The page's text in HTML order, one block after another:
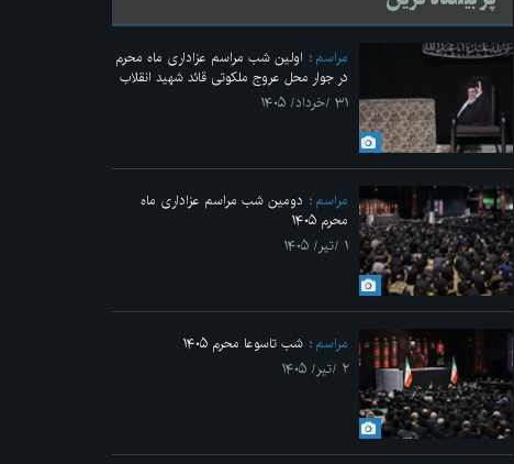
Previous
مراسم
اولین شب مراسم عزاداری ماه محرم
در جوار محل عروج ملکوتی قائد شهید انقلاب
۳۱ /خرداد/ ۱۴۰۵
مراسم
دومین شب مراسم عزاداری ماه
محرم ۱۴۰۵
۱ /تیر/ ۱۴۰۵
مراسم
شب تاسوعا محرم ۱۴۰۵
۲ /تیر/ ۱۴۰۵